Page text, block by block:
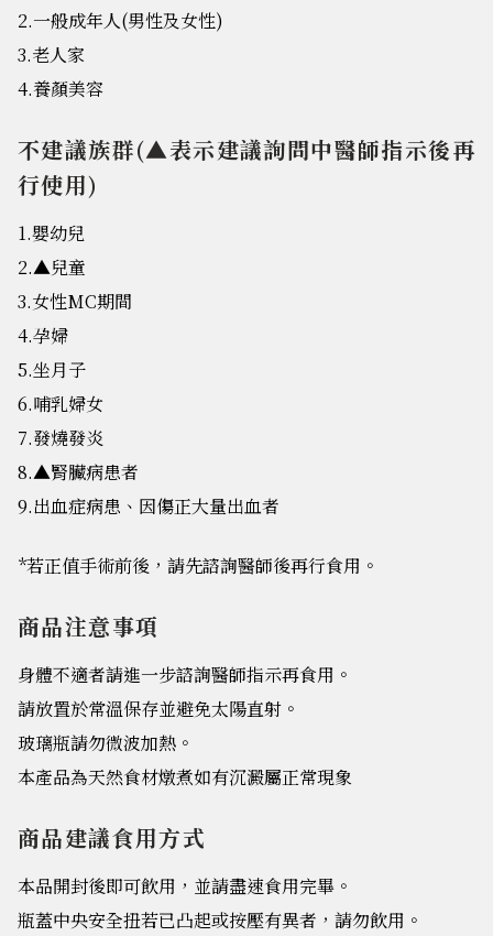
2.一般成年人(男性及女性)
3.老人家
4.養顏美容
不建議族群(▲表示建議詢問中醫師指示後再
行使用)
1.嬰幼兒
2.▲兒童
3.女性MC期間
4.孕婦
5.坐月子
6.哺乳婦女
7.發燒發炎
8.▲腎臟病患者
9.出血症病患、因傷正大量出血者
*若正值手術前後，請先諮詢醫師後再行食用。
商品注意事項
身體不適者請進一步諮詢醫師指示再食用。
請放置於常溫保存並避免太陽直射。
玻璃瓶請勿微波加熱。
本產品為天然食材燉煮如有沉澱屬正常現象
商品建議食用方式
本品開封後即可飲用，並請盡速食用完畢。
瓶蓋中央安全扭若已凸起或按壓有異者，請勿飲用。